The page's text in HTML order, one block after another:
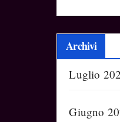
Archivi
Luglio
Giugno